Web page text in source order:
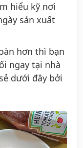
hiểu kỹ nơi
sản xuất
hơn thì bạn
ngay tại nhà
dưới đây bởi